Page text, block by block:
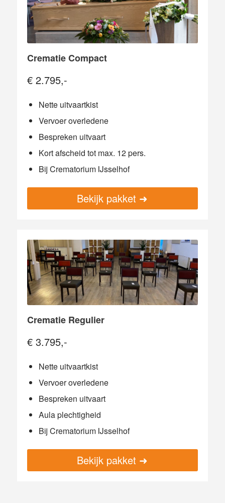
Crematie Compact
€ 2.795,-
Nette uitvaartkist
Vervoer overledene
Bespreken uitvaart
Kort afscheid tot max. 12 pers.
Bij Crematorium IJsselhof
Bekijk pakket ➜
Crematie Regulier
€ 3.795,-
Nette uitvaartkist
Vervoer overledene
Bespreken uitvaart
Aula plechtigheid
Bij Crematorium IJsselhof
Bekijk pakket ➜